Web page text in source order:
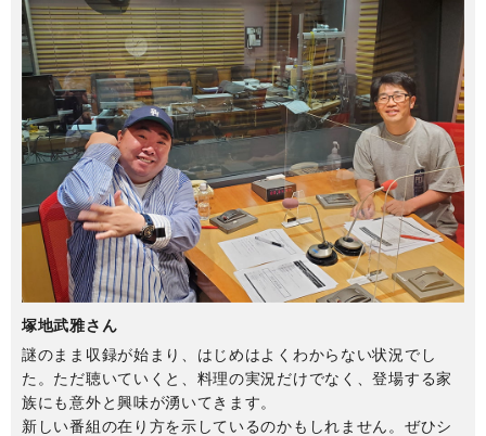
塚地武雅さん
謎のまま収録が始まり、はじめはよくわからない状況でし
た。ただ聴いていくと、料理の実況だけでなく、登場する家
族にも意外と興味が湧いてきます。
新しい番組の在り方を示しているのかもしれません。ぜひシ